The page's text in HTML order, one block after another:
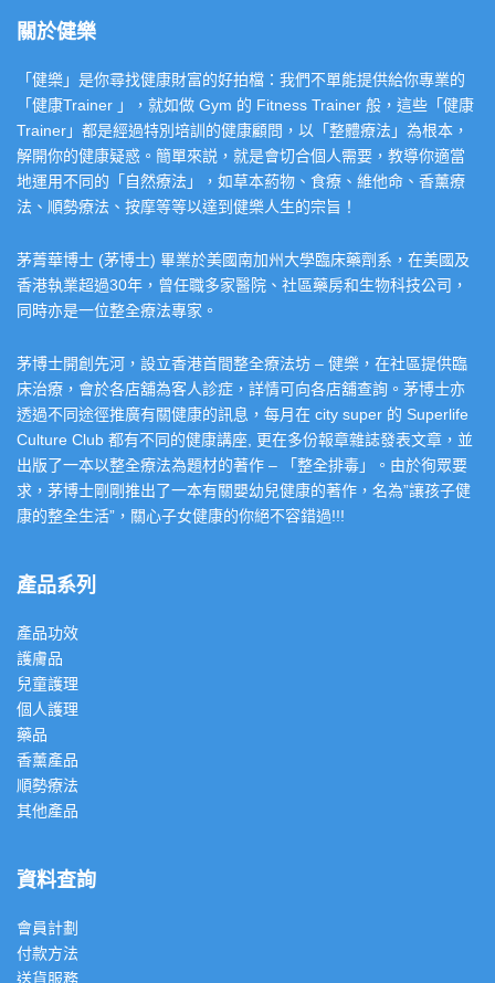
關於健樂
「健樂」是你尋找健康財富的好拍檔：我們不單能提供給你專業的
「健康Trainer 」，就如做 Gym 的 Fitness Trainer 般，這些「健康
Trainer」都是經過特別培訓的健康顧問，以「整體療法」為根本，
解開你的健康疑惑。簡單來説，就是會切合個人需要，教導你適當
地運用不同的「自然療法」，如草本葯物、食療、維他命、香薰療
法、順勢療法、按摩等等以達到健樂人生的宗旨！
茅菁華博士 (茅博士) 畢業於美國南加州大學臨床藥劑系，在美國及
香港執業超過30年，曾任職多家醫院、社區藥房和生物科技公司，
同時亦是一位整全療法專家。
茅博士開創先河，設立香港首間整全療法坊 – 健樂，在社區提供臨
床治療，會於各店舖為客人診症，詳情可向各店舖查詢。茅博士亦
透過不同途徑推廣有關健康的訊息，每月在 city super 的 Superlife
Culture Club 都有不同的健康講座, 更在多份報章雜誌發表文章，並
出版了一本以整全療法為題材的著作 – 「整全排毒」。由於徇眾要
求，茅博士剛剛推出了一本有關嬰幼兒健康的著作，名為”讓孩子健
康的整全生活”，關心子女健康的你絕不容錯過!!!
產品系列
產品功效
護膚品
兒童護理
個人護理
藥品
香薰產品
順勢療法
其他產品
資料查詢
會員計劃
付款方法
送貨服務